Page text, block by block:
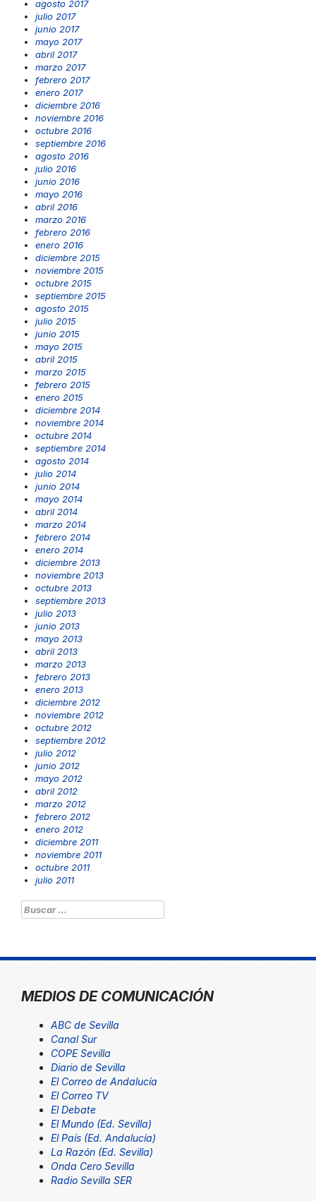
agosto 2017
julio 2017
junio 2017
mayo 2017
abril 2017
marzo 2017
febrero 2017
enero 2017
diciembre 2016
noviembre 2016
octubre 2016
septiembre 2016
agosto 2016
julio 2016
junio 2016
mayo 2016
abril 2016
marzo 2016
febrero 2016
enero 2016
diciembre 2015
noviembre 2015
octubre 2015
septiembre 2015
agosto 2015
julio 2015
junio 2015
mayo 2015
abril 2015
marzo 2015
febrero 2015
enero 2015
diciembre 2014
noviembre 2014
octubre 2014
septiembre 2014
agosto 2014
julio 2014
junio 2014
mayo 2014
abril 2014
marzo 2014
febrero 2014
enero 2014
diciembre 2013
noviembre 2013
octubre 2013
septiembre 2013
julio 2013
junio 2013
mayo 2013
abril 2013
marzo 2013
febrero 2013
enero 2013
diciembre 2012
noviembre 2012
octubre 2012
septiembre 2012
julio 2012
junio 2012
mayo 2012
abril 2012
marzo 2012
febrero 2012
enero 2012
diciembre 2011
noviembre 2011
octubre 2011
julio 2011
Buscar:
MEDIOS DE COMUNICACIÓN
ABC de Sevilla
Canal Sur
COPE Sevilla
Diario de Sevilla
El Correo de Andalucía
El Correo TV
El Debate
El Mundo (Ed. Sevilla)
El País (Ed. Andalucía)
La Razón (Ed. Sevilla)
Onda Cero Sevilla
Radio Sevilla SER